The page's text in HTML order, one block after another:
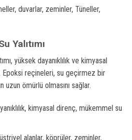
duvarlar, zeminler, Tüneller,
Yalıtımı
yüksek dayanıklılık ve kimyasal
Epoksi reçineleri, su geçirmez bir
uzun ömürlü olmasını sağlar.
kimyasal direnç, mükemmel su
alanlar, köprüler, zeminler,